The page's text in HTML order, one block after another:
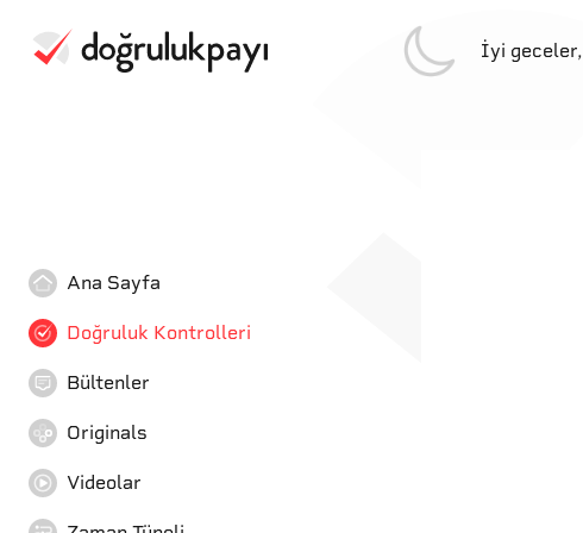
İyi geceler,
Ana Sayfa
Doğruluk Kontrolleri
Bültenler
Originals
Videolar